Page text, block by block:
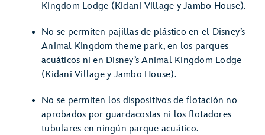
Kingdom Lodge (Kidani Village y Jambo House).
No se permiten pajillas de plástico en el Disney’s
Animal Kingdom theme park, en los parques
acuáticos ni en Disney’s Animal Kingdom Lodge
(Kidani Village y Jambo House).
No se permiten los dispositivos de flotación no
aprobados por guardacostas ni los flotadores
tubulares en ningún parque acuático.